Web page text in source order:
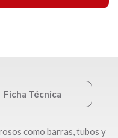
Ficha Técnica
como barras, tubos y